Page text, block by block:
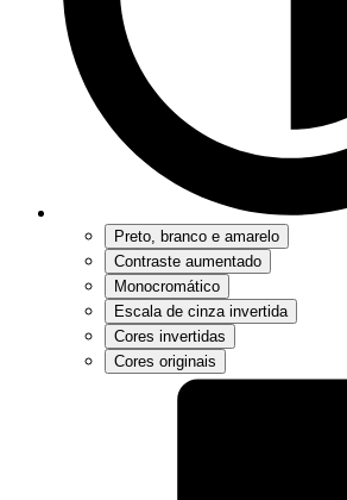
Preto, branco e amarelo
Contraste aumentado
Monocromático
Escala de cinza invertida
Cores invertidas
Cores originais